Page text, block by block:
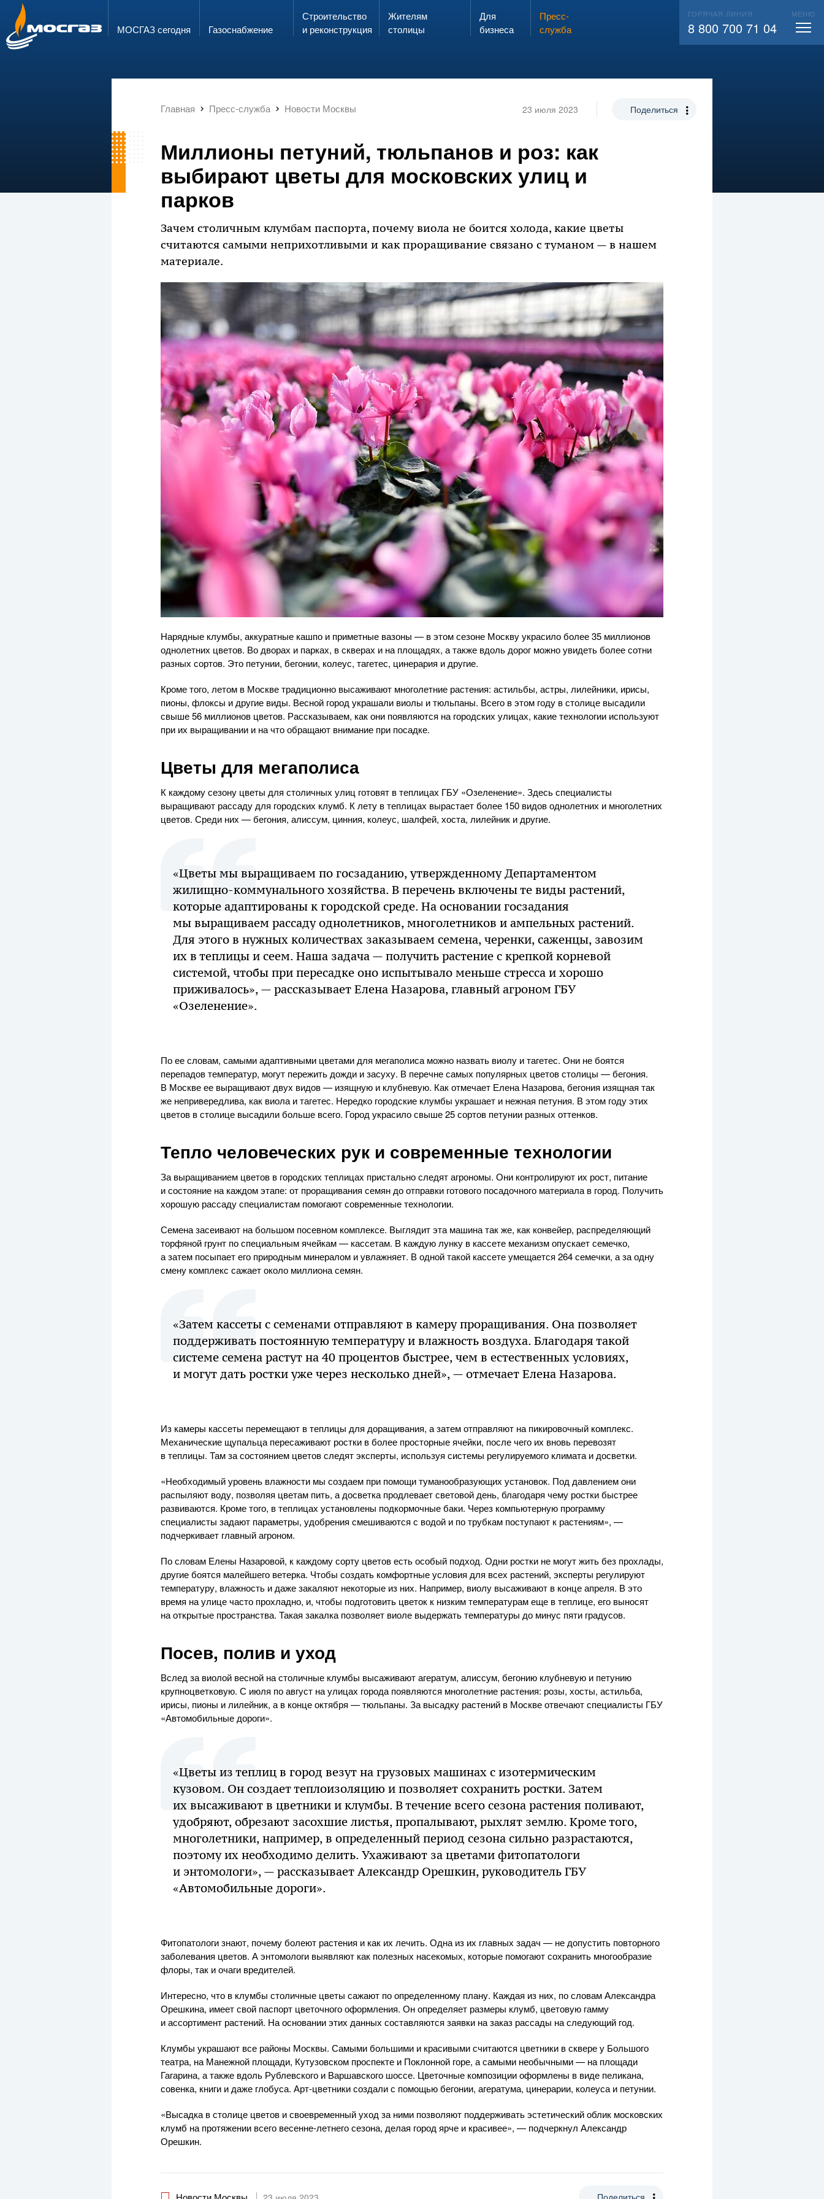
Запах газа?
ЗВОНИ 104 ВЫЗВАТЬ СЛЕСАРЯ
ГОРЯЧАЯ ЛИНИЯ
8 800 700 71 04 info@mos-gaz.ru
МОСГАЗ сегодня Газо­снабжение
Строительство
и реконструкция
Жителям
столицы
Для
бизнеса
Пресс-
служба
ГОРЯЧАЯ ЛИНИЯ
8 800 700 71 04
МЕНЮ
Главная Пресс-служба Новости Москвы 23 июля 2023 Поделиться
Миллионы петуний, тюльпанов и роз: как
выбирают цветы для московских улиц и
парков
Зачем столичным клумбам паспорта, почему виола не боится холода, какие цветы
считаются самыми неприхотливыми и как проращивание связано с туманом — в нашем
материале.
Нарядные клумбы, аккуратные кашпо и приметные вазоны — в этом сезоне Москву украсило более 35 миллионов
однолетних цветов. Во дворах и парках, в скверах и на площадях, а также вдоль дорог можно увидеть более сотни
разных сортов. Это петунии, бегонии, колеус, тагетес, цинерария и другие.
Кроме того, летом в Москве традиционно высаживают многолетние растения: астильбы, астры, лилейники, ирисы,
пионы, флоксы и другие виды. Весной город украшали виолы и тюльпаны. Всего в этом году в столице высадили
свыше 56 миллионов цветов. Рассказываем, как они появляются на городских улицах, какие технологии используют
при их выращивании и на что обращают внимание при посадке.
Цветы для мегаполиса
К каждому сезону цветы для столичных улиц готовят в теплицах ГБУ «Озеленение». Здесь специалисты
выращивают рассаду для городских клумб. К лету в теплицах вырастает более 150 видов однолетних и многолетних
цветов. Среди них — бегония, алиссум, цинния, колеус, шалфей, хоста, лилейник и другие.
«Цветы мы выращиваем по госзаданию, утвержденному Департаментом
жилищно-коммунального хозяйства. В перечень включены те виды растений,
которые адаптированы к городской среде. На основании госзадания
мы выращиваем рассаду однолетников, многолетников и ампельных растений.
Для этого в нужных количествах заказываем семена, черенки, саженцы, завозим
их в теплицы и сеем. Наша задача — получить растение с крепкой корневой
системой, чтобы при пересадке оно испытывало меньше стресса и хорошо
приживалось», — рассказывает Елена Назарова, главный агроном ГБУ
«Озеленение».
По ее словам, самыми адаптивными цветами для мегаполиса можно назвать виолу и тагетес. Они не боятся
перепадов температур, могут пережить дожди и засуху. В перечне самых популярных цветов столицы — бегония.
В Москве ее выращивают двух видов — изящную и клубневую. Как отмечает Елена Назарова, бегония изящная так
же непривередлива, как виола и тагетес. Нередко городские клумбы украшает и нежная петуния. В этом году этих
цветов в столице высадили больше всего. Город украсило свыше 25 сортов петунии разных оттенков.
Тепло человеческих рук и современные технологии
За выращиванием цветов в городских теплицах пристально следят агрономы. Они контролируют их рост, питание
и состояние на каждом этапе: от проращивания семян до отправки готового посадочного материала в город. Получить
хорошую рассаду специалистам помогают современные технологии.
Семена засеивают на большом посевном комплексе. Выглядит эта машина так же, как конвейер, распределяющий
торфяной грунт по специальным ячейкам — кассетам. В каждую лунку в кассете механизм опускает семечко,
а затем посыпает его природным минералом и увлажняет. В одной такой кассете умещается 264 семечки, а за одну
смену комплекс сажает около миллиона семян.
«Затем кассеты с семенами отправляют в камеру проращивания. Она позволяет
поддерживать постоянную температуру и влажность воздуха. Благодаря такой
системе семена растут на 40 процентов быстрее, чем в естественных условиях,
и могут дать ростки уже через несколько дней», — отмечает Елена Назарова.
Из камеры кассеты перемещают в теплицы для доращивания, а затем отправляют на пикировочный комплекс.
Механические щупальца пересаживают ростки в более просторные ячейки, после чего их вновь перевозят
в теплицы. Там за состоянием цветов следят эксперты, используя системы регулируемого климата и досветки.
«Необходимый уровень влажности мы создаем при помощи туманообразующих установок. Под давлением они
распыляют воду, позволяя цветам пить, а досветка продлевает световой день, благодаря чему ростки быстрее
развиваются. Кроме того, в теплицах установлены подкормочные баки. Через компьютерную программу
специалисты задают параметры, удобрения смешиваются с водой и по трубкам поступают к растениям», —
подчеркивает главный агроном.
По словам Елены Назаровой, к каждому сорту цветов есть особый подход. Одни ростки не могут жить без прохлады,
другие боятся малейшего ветерка. Чтобы создать комфортные условия для всех растений, эксперты регулируют
температуру, влажность и даже закаляют некоторые из них. Например, виолу высаживают в конце апреля. В это
время на улице часто прохладно, и, чтобы подготовить цветок к низким температурам еще в теплице, его выносят
на открытые пространства. Такая закалка позволяет виоле выдержать температуры до минус пяти градусов.
Посев, полив и уход
Вслед за виолой весной на столичные клумбы высаживают агератум, алиссум, бегонию клубневую и петунию
крупноцветковую. С июля по август на улицах города появляются многолетние растения: розы, хосты, астильба,
ирисы, пионы и лилейник, а в конце октября — тюльпаны. За высадку растений в Москве отвечают специалисты ГБУ
«Автомобильные дороги».
«Цветы из теплиц в город везут на грузовых машинах с изотермическим
кузовом. Он создает теплоизоляцию и позволяет сохранить ростки. Затем
их высаживают в цветники и клумбы. В течение всего сезона растения поливают,
удобряют, обрезают засохшие листья, пропалывают, рыхлят землю. Кроме того,
многолетники, например, в определенный период сезона сильно разрастаются,
поэтому их необходимо делить. Ухаживают за цветами фитопатологи
и энтомологи», — рассказывает Александр Орешкин, руководитель ГБУ
«Автомобильные дороги».
Фитопатологи знают, почему болеют растения и как их лечить. Одна из их главных задач — не допустить повторного
заболевания цветов. А энтомологи выявляют как полезных насекомых, которые помогают сохранить многообразие
флоры, так и очаги вредителей.
Интересно, что в клумбы столичные цветы сажают по определенному плану. Каждая из них, по словам Александра
Орешкина, имеет свой паспорт цветочного оформления. Он определяет размеры клумб, цветовую гамму
и ассортимент растений. На основании этих данных составляются заявки на заказ рассады на следующий год.
Клумбы украшают все районы Москвы. Самыми большими и красивыми считаются цветники в сквере у Большого
театра, на Манежной площади, Кутузовском проспекте и Поклонной горе, а самыми необычными — на площади
Гагарина, а также вдоль Рублевского и Варшавского шоссе. Цветочные композиции оформлены в виде пеликана,
совенка, книги и даже глобуса. Арт-цветники создали с помощью бегонии, агератума, цинерарии, колеуса и петунии.
«Высадка в столице цветов и своевременный уход за ними позволяют поддерживать эстетический облик московских
клумб на протяжении всего весенне-летнего сезона, делая город ярче и красивее», — подчеркнул Александр
Орешкин.
Поделиться